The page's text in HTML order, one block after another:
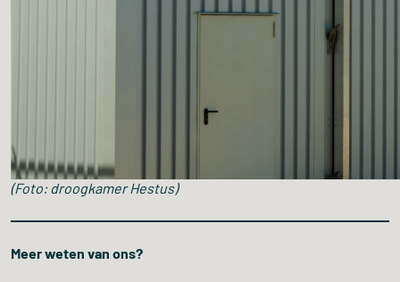
(Foto: droogkamer Hestus)
Meer weten van ons?